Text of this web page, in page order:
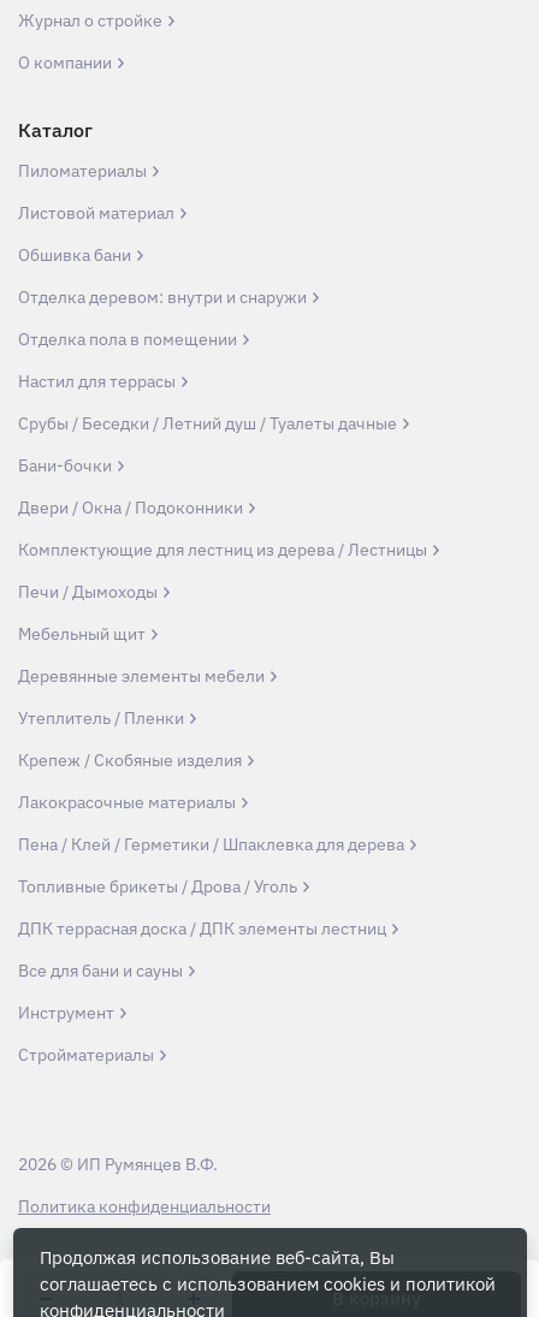
В корзину
Журнал о стройке
О компании
Каталог
Пиломатериалы
Листовой материал
Обшивка бани
Отделка деревом: внутри и снаружи
Отделка пола в помещении
Настил для террасы
Срубы / Беседки / Летний душ / Туалеты дачные
Бани-бочки
Двери / Окна / Подоконники
Комплектующие для лестниц из дерева / Лестницы
Печи / Дымоходы
Мебельный щит
Деревянные элементы мебели
Утеплитель / Пленки
Крепеж / Скобяные изделия
Лакокрасочные материалы
Пена / Клей / Герметики / Шпаклевка для дерева
Топливные брикеты / Дрова / Уголь
ДПК террасная доска / ДПК элементы лестниц
Все для бани и сауны
Инструмент
Стройматериалы
Вся информация на данном сайте носит ознакомительный характер и ни
при каких условиях не является публичной офертой, определяемой
Политика конфиденциальности
2026 © ИП Румянцев В.Ф.
Продолжая использование веб-сайта, Вы
соглашаетесь с использованием cookies и политикой
конфиденциальности